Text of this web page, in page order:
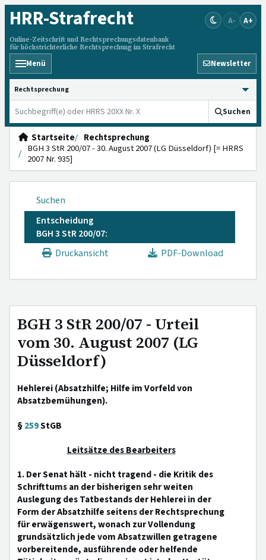
HRR-Strafrecht
Online-Zeitschrift und Rechtsprechungsdatenbank
für höchstrichterliche Rechtsprechung im Strafrecht
A- A+
Menü Newsletter
HRRS durchsuchen
Suchen
Startseite
Rechtsprechung
BGH 3 StR 200/07 - 30. August 2007 (LG Düsseldorf) [= HRRS
2007 Nr. 935]
Suchen
Entscheidung
BGH 3 StR 200/07:
Druckansicht
PDF-Download
BGH 3 StR 200/07 - Urteil
vom 30. August 2007 (LG
Düsseldorf)
Hehlerei (Absatzhilfe; Hilfe im Vorfeld von
Absatzbemühungen).
§259StGB
Leitsätze des Bearbeiters
1. Der Senat hält - nicht tragend - die Kritik des
Schrifttums an der bisherigen sehr weiten
Auslegung des Tatbestands der Hehlerei in der
Form der Absatzhilfe seitens der Rechtsprechung
für erwägenswert, wonach zur Vollendung
grundsätzlich jede vom Absatzwillen getragene
vorbereitende, ausführende oder helfende